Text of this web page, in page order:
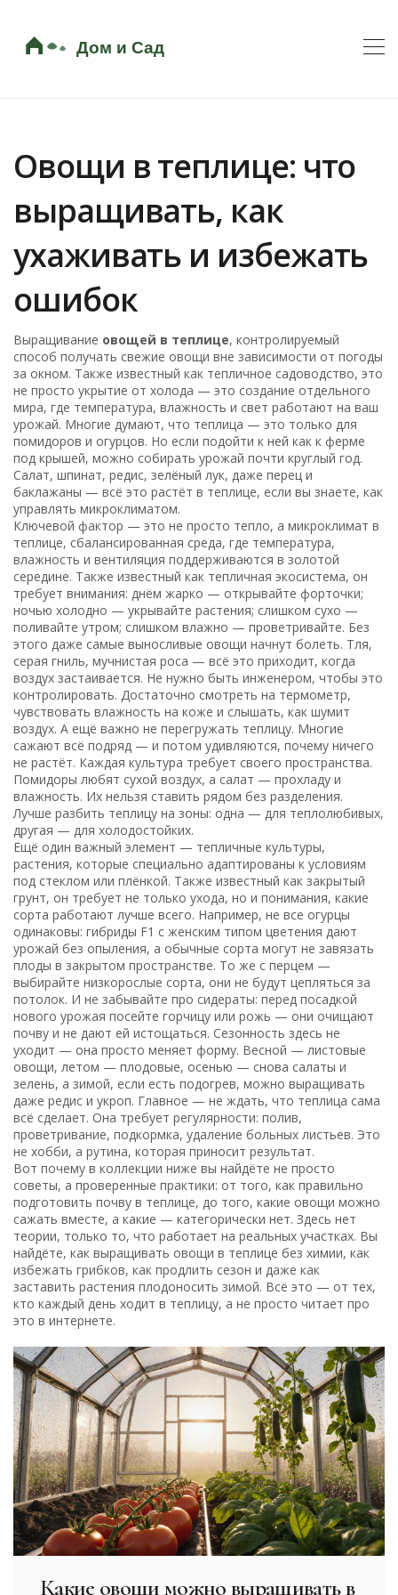
Овощи в теплице: что
выращивать, как
ухаживать и избежать
ошибок
Выращивание овощей в теплице,контролируемый
способ получать свежие овощи вне зависимости от погоды
за окном. Также известный как тепличное садоводство, это
не просто укрытие от холода — это создание отдельного
мира, где температура, влажность и свет работают на ваш
урожай. Многие думают, что теплица — это только для
помидоров и огурцов. Но если подойти к ней как к ферме
под крышей, можно собирать урожай почти круглый год.
Салат, шпинат, редис, зелёный лук, даже перец и
баклажаны — всё это растёт в теплице, если вы знаете, как
управлять микроклиматом.
Ключевой фактор — это не просто тепло, амикроклимат в
теплице, сбалансированная среда, где температура,
влажность и вентиляция поддерживаются в золотой
середине. Также известный как тепличная экосистема, он
требует внимания: днём жарко — открывайте форточки;
ночью холодно — укрывайте растения; слишком сухо —
поливайте утром; слишком влажно — проветривайте. Без
этого даже самые выносливые овощи начнут болеть. Тля,
серая гниль, мучнистая роса — всё это приходит, когда
воздух застаивается. Не нужно быть инженером, чтобы это
контролировать. Достаточно смотреть на термометр,
чувствовать влажность на коже и слышать, как шумит
воздух. А ещё важно не перегружать теплицу. Многие
сажают всё подряд — и потом удивляются, почему ничего
не растёт. Каждая культура требует своего пространства.
Помидоры любят сухой воздух, а салат — прохладу и
влажность. Их нельзя ставить рядом без разделения.
Лучше разбить теплицу на зоны: одна — для теплолюбивых,
другая — для холодостойких.
Ещё один важный элемент — тепличные культуры,
растения, которые специально адаптированы к условиям
под стеклом или плёнкой. Также известный какзакрытый
грунт, он требует не только ухода, но и понимания, какие
сорта работают лучше всего. Например, не все огурцы
одинаковы: гибриды F1 с женским типом цветения дают
урожай без опыления, а обычные сорта могут не завязать
плоды в закрытом пространстве. То же с перцем —
выбирайте низкорослые сорта, они не будут цепляться за
потолок. И не забывайте про сидераты: перед посадкой
нового урожая посейте горчицу или рожь — они очищают
почву и не дают ей истощаться. Сезонность здесь не
уходит — она просто меняет форму. Весной — листовые
овощи, летом — плодовые, осенью — снова салаты и
зелень, а зимой, если есть подогрев, можно выращивать
даже редис и укроп. Главное — не ждать, что теплица сама
всё сделает. Она требует регулярности: полив,
проветривание, подкормка, удаление больных листьев. Это
не хобби, а рутина, которая приносит результат.
Вот почему в коллекции ниже вы найдёте не просто
советы, а проверенные практики: от того, как правильно
подготовить почву в теплице, до того, какие овощи можно
сажать вместе, а какие — категорически нет. Здесь нет
теории, только то, что работает на реальных участках. Вы
найдёте, как выращивать овощи в теплице без химии, как
избежать грибков, как продлить сезон и даже как
заставить растения плодоносить зимой. Всё это — от тех,
кто каждый день ходит в теплицу, а не просто читает про
это в интернете.
Какие овощи можно выращивать в